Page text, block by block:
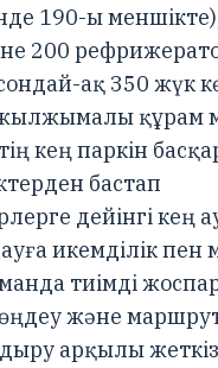
190-ы
200
ақ 350 жүк
құрам
кең паркін
бастап
дейінгі кең
икемділік пен
тиімді
және
арқылы